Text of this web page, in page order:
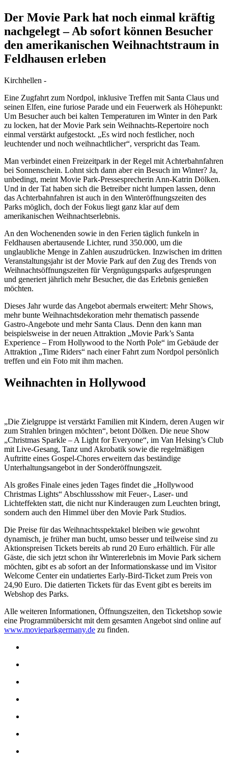
Der Movie Park hat noch einmal kräftig
nachgelegt – Ab sofort können Besucher
den amerikanischen Weihnachtstraum in
Feldhausen erleben
Kirchhellen -
Eine Zugfahrt zum Nordpol, inklusive Treffen mit Santa Claus und
seinen Elfen, eine furiose Parade und ein Feuerwerk als Höhepunkt:
Um Besucher auch bei kalten Temperaturen im Winter in den Park
zu locken, hat der Movie Park sein Weihnachts-Repertoire noch
einmal verstärkt aufgestockt. „Es wird noch festlicher, noch
leuchtender und noch weihnachtlicher“, verspricht das Team.
Man verbindet einen Freizeitpark in der Regel mit Achterbahnfahren
bei Sonnenschein. Lohnt sich dann aber ein Besuch im Winter? Ja,
unbedingt, meint Movie Park-Pressesprecherin Ann-Katrin Dölken.
Und in der Tat haben sich die Betreiber nicht lumpen lassen, denn
das Achterbahnfahren ist auch in den Winteröffnungszeiten des
Parks möglich, doch der Fokus liegt ganz klar auf dem
amerikanischen Weihnachtserlebnis.
An den Wochenenden sowie in den Ferien täglich funkeln in
Feldhausen abertausende Lichter, rund 350.000, um die
unglaubliche Menge in Zahlen auszudrücken. Inzwischen im dritten
Veranstaltungsjahr ist der Movie Park auf den Zug des Trends von
Weihnachtsöffnungszeiten für Vergnügungsparks aufgesprungen
und generiert jährlich mehr Besucher, die das Erlebnis genießen
möchten.
Dieses Jahr wurde das Angebot abermals erweitert: Mehr Shows,
mehr bunte Weihnachtsdekoration mehr thematisch passende
Gastro-Angebote und mehr Santa Claus. Denn den kann man
beispielsweise in der neuen Attraktion „Movie Park’s Santa
Experience – From Hollywood to the North Pole“ im Gebäude der
Attraktion „Time Riders“ nach einer Fahrt zum Nordpol persönlich
treffen und ein Foto mit ihm machen.
Weihnachten in Hollywood
„Die Zielgruppe ist verstärkt Familien mit Kindern, deren Augen wir
zum Strahlen bringen möchten“, betont Dölken. Die neue Show
„Christmas Sparkle – A Light for Everyone“, im Van Helsing’s Club
mit Live-Gesang, Tanz und Akrobatik sowie die regelmäßigen
Auftritte eines Gospel-Chores erweitern das beständige
Unterhaltungsangebot in der Sonderöffnungszeit.
Als großes Finale eines jeden Tages findet die „Hollywood
Christmas Lights“ Abschlussshow mit Feuer-, Laser- und
Lichteffekten statt, die nicht nur Kinderaugen zum Leuchten bringt,
sondern auch den Himmel über den Movie Park Studios.
Die Preise für das Weihnachtsspektakel bleiben wie gewohnt
dynamisch, je früher man bucht, umso besser und teilweise sind zu
Aktionspreisen Tickets bereits ab rund 20 Euro erhältlich. Für alle
Gäste, die sich jetzt schon ihr Wintererlebnis im Movie Park sichern
möchten, gibt es ab sofort an der Informationskasse und im Visitor
Welcome Center ein undatiertes Early-Bird-Ticket zum Preis von
24,90 Euro. Die datierten Tickets für das Event gibt es bereits im
Webshop des Parks.
Alle weiteren Informationen, Öffnungszeiten, den Ticketshop sowie
eine Programmübersicht mit dem gesamten Angebot sind online auf
www.movieparkgermany.de zu finden.